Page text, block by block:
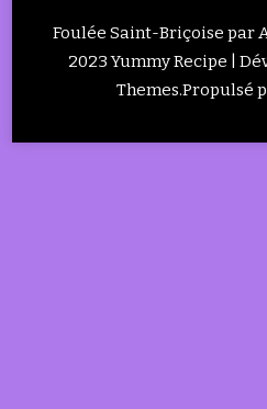
Foulée Saint-Briçoise par
2023Yummy Recipe |
Themes.Propulsé